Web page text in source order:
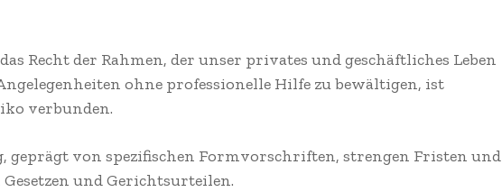
Recht der Rahmen, der unser privates und geschäftliches Leben
ohne professionelle Hilfe zu bewältigen, ist
verbunden.
geprägt von spezifischen Formvorschriften, strengen Fristen und
und Gerichtsurteilen.